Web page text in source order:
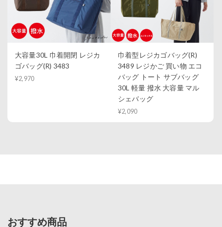
大容量30L 巾着開閉 レジカ
ゴバッグ(R) 3483
¥2,970
巾着型レジカゴバッグ(R)
3489 レジかご 買い物 エコ
バッグ トート サブバッグ
30L 軽量 撥水 大容量 マル
シェバッグ
¥2,090
おすすめ商品